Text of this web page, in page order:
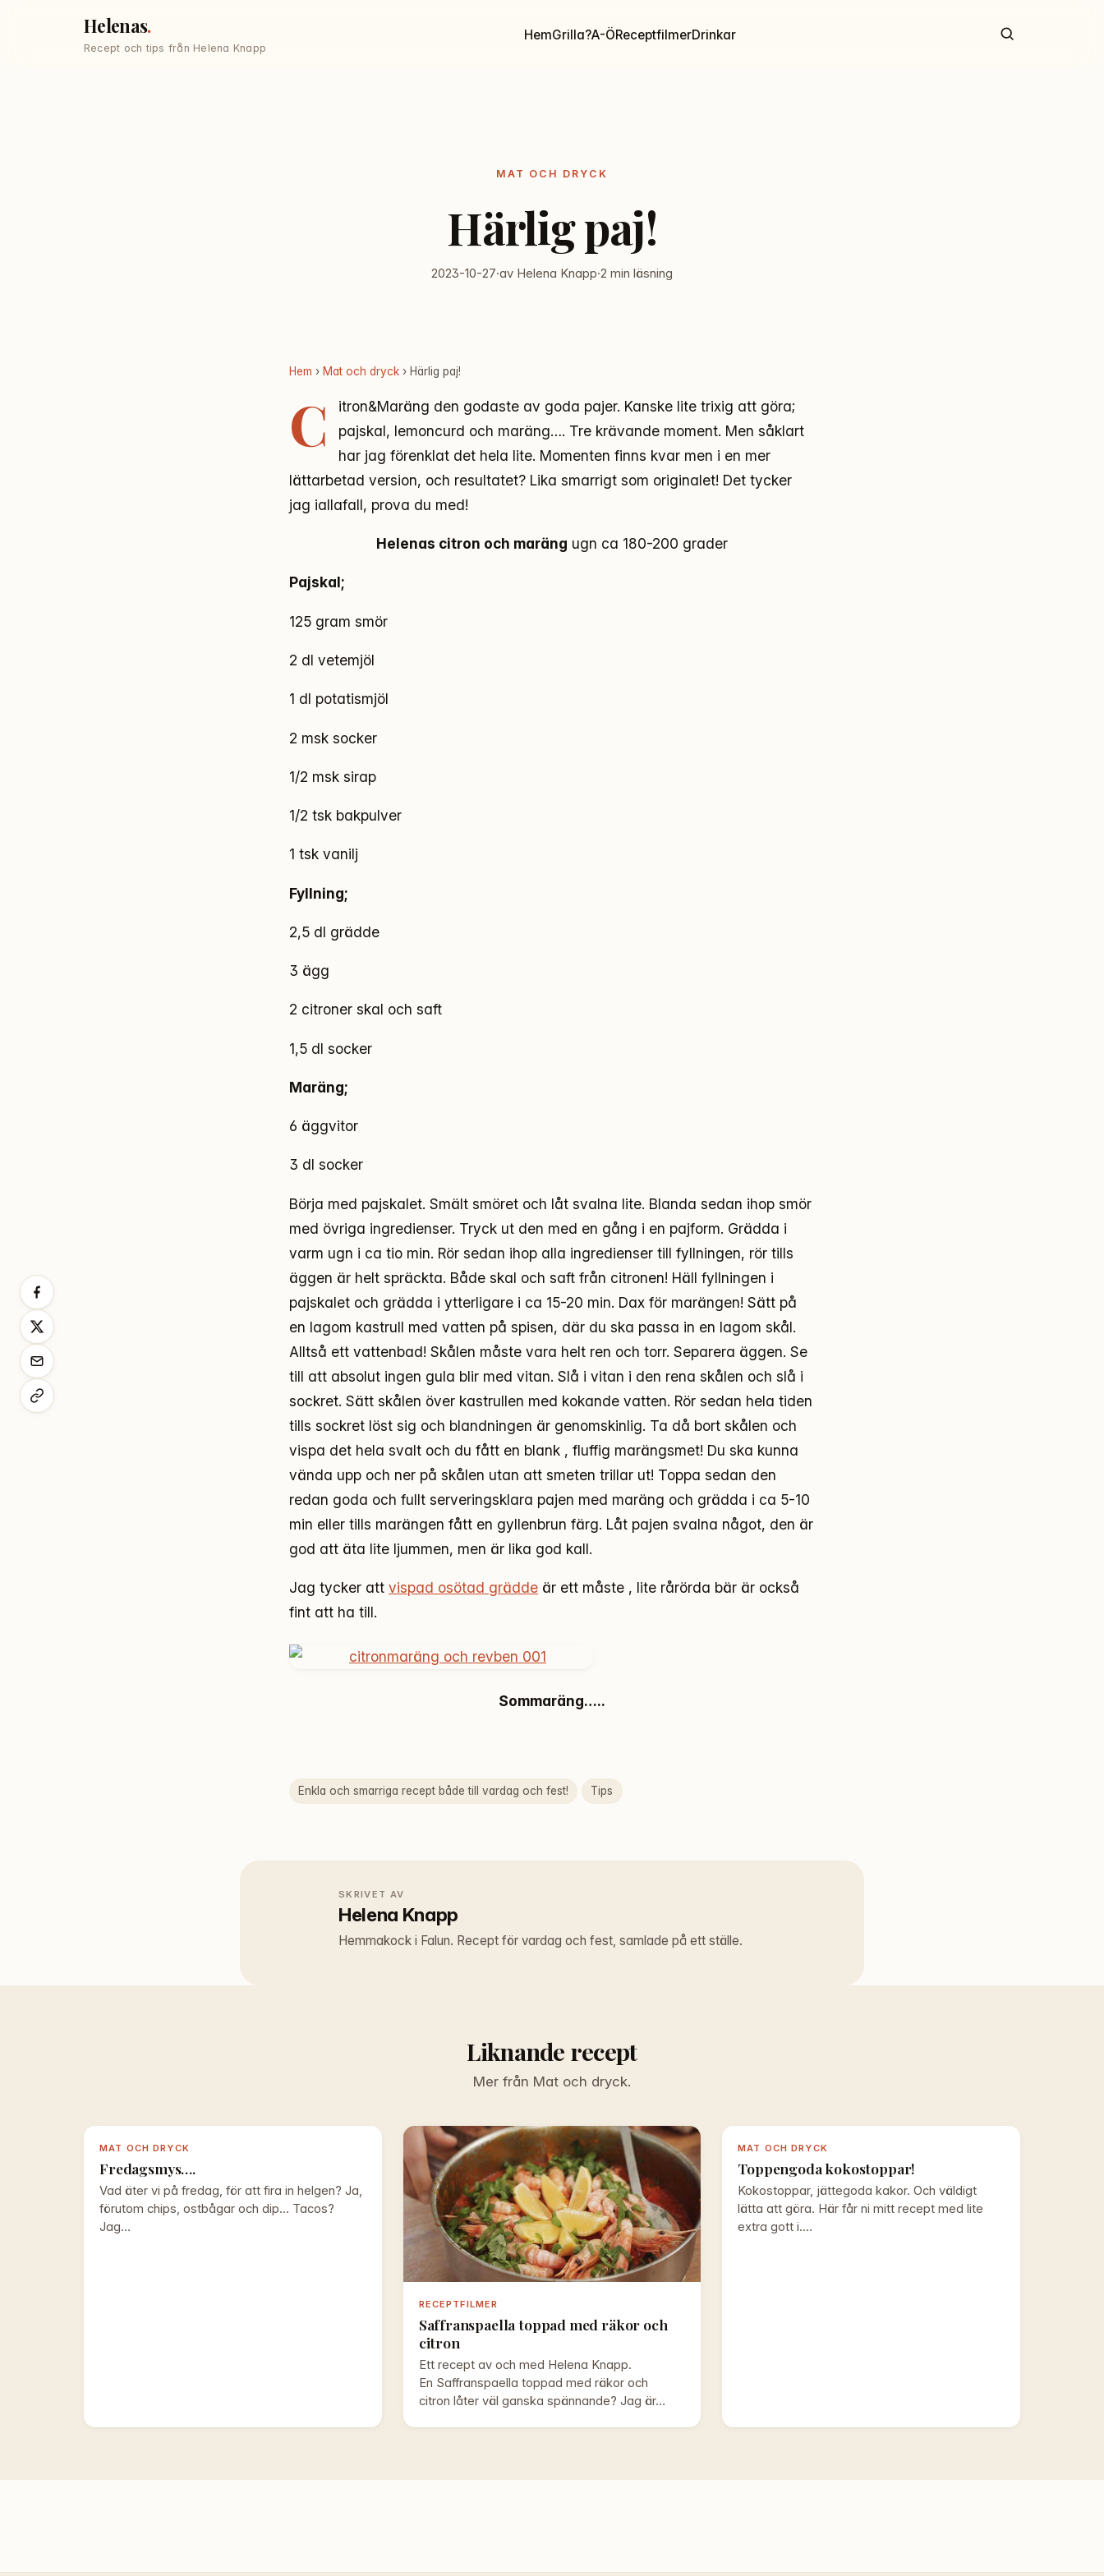
Helenas
Recept och tips från Helena Knapp
HemGrilla?A-ÖReceptfilmerDrinkar
MAT OCH DRYCK
Härlig paj!
2023-10-27·av Helena Knapp·2 min läsning
Hem › Mat och dryck › Härlig paj!
C
itron&Maräng den godaste av goda pajer. Kanske lite trixig att göra;
pajskal, lemoncurd och maräng…. Tre krävande moment. Men såklart
har jag förenklat det hela lite. Momenten finns kvar men i en mer
lättarbetad version, och resultatet? Lika smarrigt som originalet! Det tycker
jag iallafall, prova du med!
Helenas citron och maräng ugn ca 180-200 grader
Pajskal;
125 gram smör
2 dl vetemjöl
1 dl potatismjöl
2 msk socker
1/2 msk sirap
1/2 tsk bakpulver
1 tsk vanilj
Fyllning;
2,5 dl grädde
3 ägg
2 citroner skal och saft
1,5 dl socker
Maräng;
6 äggvitor
3 dl socker
Börja med pajskalet. Smält smöret och låt svalna lite. Blanda sedan ihop smör
med övriga ingredienser. Tryck ut den med en gång i en pajform. Grädda i
varm ugn i ca tio min. Rör sedan ihop alla ingredienser till fyllningen, rör tills
äggen är helt spräckta. Både skal och saft från citronen! Häll fyllningen i
pajskalet och grädda i ytterligare i ca 15-20 min. Dax för marängen! Sätt på
en lagom kastrull med vatten på spisen, där du ska passa in en lagom skål.
Alltså ett vattenbad! Skålen måste vara helt ren och torr. Separera äggen. Se
till att absolut ingen gula blir med vitan. Slå i vitan i den rena skålen och slå i
sockret. Sätt skålen över kastrullen med kokande vatten. Rör sedan hela tiden
tills sockret löst sig och blandningen är genomskinlig. Ta då bort skålen och
vispa det hela svalt och du fått en blank , fluffig marängsmet! Du ska kunna
vända upp och ner på skålen utan att smeten trillar ut! Toppa sedan den
redan goda och fullt serveringsklara pajen med maräng och grädda i ca 5-10
min eller tills marängen fått en gyllenbrun färg. Låt pajen svalna något, den är
god att äta lite ljummen, men är lika god kall.
Jag tycker att vispad osötad grädde är ett måste , lite rårörda bär är också
fint att ha till.
Sommaräng…..
Enkla och smarriga recept både till vardag och fest! Tips
SKRIVET AV
Helena Knapp
Hemmakock i Falun. Recept för vardag och fest, samlade på ett ställe.
Liknande recept
Mer från Mat och dryck.
MAT OCH DRYCK
Fredagsmys….
Vad äter vi på fredag, för att fira in helgen? Ja,
förutom chips, ostbågar och dip... Tacos?
Jag…
RECEPTFILMER
Saffranspaella toppad med räkor och
citron
Ett recept av och med Helena Knapp.
En Saffranspaella toppad med räkor och
citron låter väl ganska spännande? Jag är…
MAT OCH DRYCK
Toppengoda kokostoppar!
Kokostoppar, jättegoda kakor. Och väldigt
lätta att göra. Här får ni mitt recept med lite
extra gott i.…